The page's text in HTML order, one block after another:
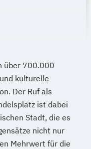
über 700.000
kulturelle
Der Ruf als
ist dabei
Stadt, die es
nicht nur
Mehrwert für die